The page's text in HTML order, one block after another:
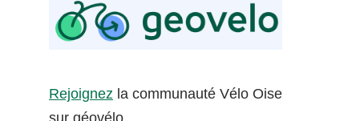
Rejoignez la communauté Vélo Oise